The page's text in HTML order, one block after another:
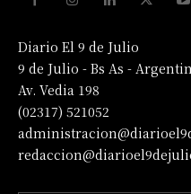
Diario El 9 de Julio
9 de Julio - Bs As -
Av. Vedia 198
(02317) 521052